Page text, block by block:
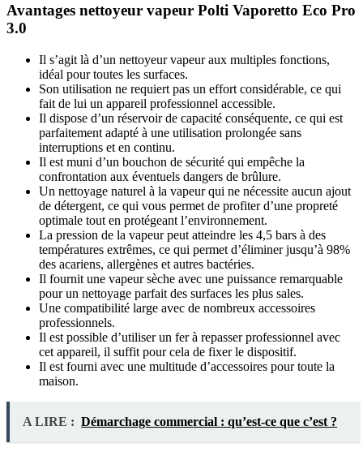
Avantages nettoyeur vapeur Polti Vaporetto Eco Pro
3.0
Il s’agit là d’un nettoyeur vapeur aux multiples fonctions,
idéal pour toutes les surfaces.
Son utilisation ne requiert pas un effort considérable, ce qui
fait de lui un appareil professionnel accessible.
Il dispose d’un réservoir de capacité conséquente, ce qui est
parfaitement adapté à une utilisation prolongée sans
interruptions et en continu.
Il est muni d’un bouchon de sécurité qui empêche la
confrontation aux éventuels dangers de brûlure.
Un nettoyage naturel à la vapeur qui ne nécessite aucun ajout
de détergent, ce qui vous permet de profiter d’une propreté
optimale tout en protégeant l’environnement.
La pression de la vapeur peut atteindre les 4,5 bars à des
températures extrêmes, ce qui permet d’éliminer jusqu’à 98%
des acariens, allergènes et autres bactéries.
Il fournit une vapeur sèche avec une puissance remarquable
pour un nettoyage parfait des surfaces les plus sales.
Une compatibilité large avec de nombreux accessoires
professionnels.
Il est possible d’utiliser un fer à repasser professionnel avec
cet appareil, il suffit pour cela de fixer le dispositif.
Il est fourni avec une multitude d’accessoires pour toute la
maison.
A LIRE : Démarchage commercial : qu’est-ce que c’est ?